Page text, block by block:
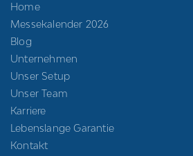
Home
Messekalender 2026
Blog
Unternehmen
Unser Setup
Unser Team
Karriere
Lebenslange Garantie
Kontakt